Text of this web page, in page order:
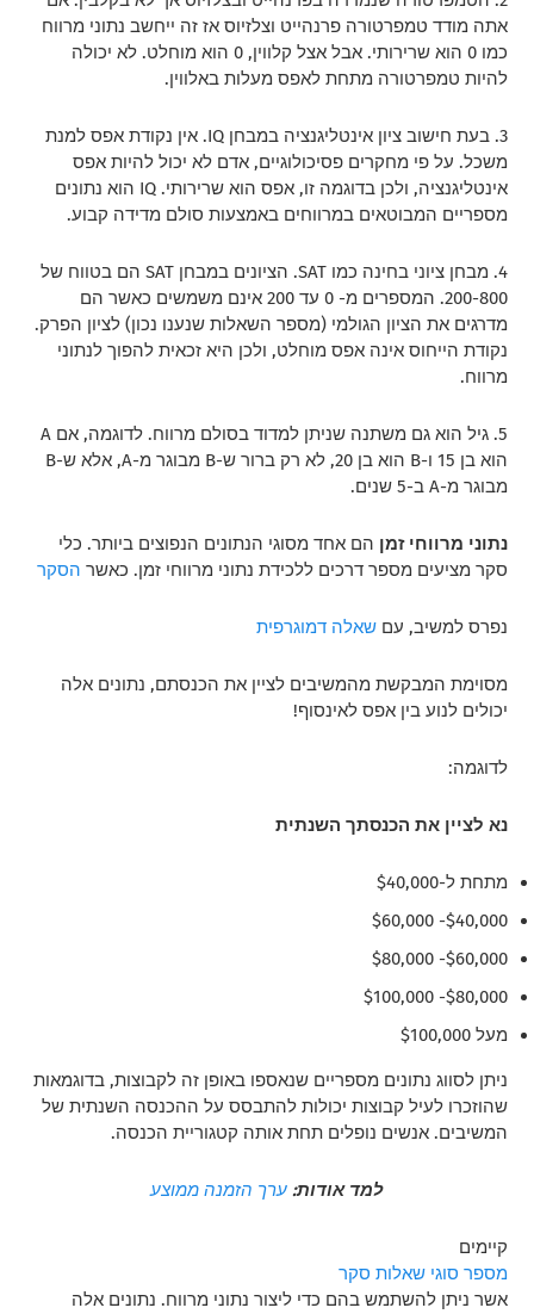
אתה מודד טמפרטורה פרנהייט וצלזיוס אז זה ייחשב נתוני מרווח
כמו 0 הוא שרירותי. אבל אצל קלווין, 0 הוא מוחלט. לא יכולה
להיות טמפרטורה מתחת לאפס מעלות באלווין.
3. בעת חישוב ציון אינטליגנציה במבחן IQ. אין נקודת אפס למנת
משכל. על פי מחקרים פסיכולוגיים, אדם לא יכול להיות אפס
אינטליגנציה, ולכן בדוגמה זו, אפס הוא שרירותי. IQ הוא נתונים
מספריים המבוטאים במרווחים באמצעות סולם מדידה קבוע.
4. מבחן ציוני בחינה כמו SAT. הציונים במבחן SAT הם בטווח של
200-800. המספרים מ- 0 עד 200 אינם משמשים כאשר הם
מדרגים את הציון הגולמי (מספר השאלות שנענו נכון) לציון הפרק.
נקודת הייחוס אינה אפס מוחלט, ולכן היא זכאית להפוך לנתוני
מרווח.
5. גיל הוא גם משתנה שניתן למדוד בסולם מרווח. לדוגמה, אם A
הוא בן 15 ו-B הוא בן 20, לא רק ברור ש-B מבוגר מ-A, אלא ש-B
מבוגר מ-A ב-5 שנים.
נתוני מרווחי זמן הם אחד מסוגי הנתונים הנפוצים ביותר. כלי
סקר מציעים מספר דרכים ללכידת נתוני מרווחי זמן. כאשר הסקר
נפרס למשיב, עםשאלה דמוגרפית
מסוימת המבקשת מהמשיבים לציין את הכנסתם, נתונים אלה
יכולים לנוע בין אפס לאינסוף!
לדוגמה:
נא לציין את הכנסתך השנתית
מתחת ל-$40,000
$40,000- $60,000
$60,000- $80,000
$80,000- $100,000
מעל $100,000
ניתן לסווג נתונים מספריים שנאספו באופן זה לקבוצות, בדוגמאות
שהוזכרו לעיל קבוצות יכולות להתבסס על ההכנסה השנתית של
המשיבים. אנשים נופלים תחת אותה קטגוריית הכנסה.
למד אודות: ערך הזמנה ממוצע
קיימים
מספר סוגי שאלות סקר
אשר ניתן להשתמש בהם כדי ליצור נתוני מרווח. נתונים אלה